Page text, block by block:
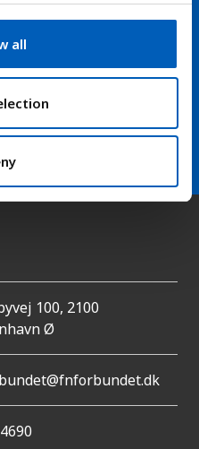
all
på nyheder
arrow_forward
100, 2100
Ø